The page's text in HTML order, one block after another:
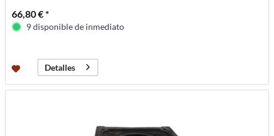
66,80 € *
9 disponible de inmediato
Detalles